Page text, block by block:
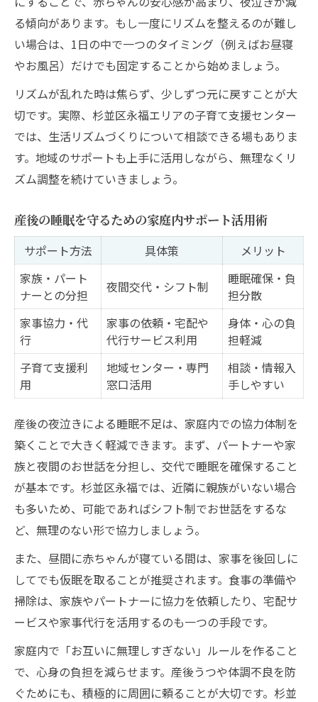
る傾向があります。もし一度にリズムを整えるのが難し
い場合は、1日の中で一つのタイミング（例えばお昼寝
やお風呂）だけでも固定することから始めましょう。
リズムが乱れた時は焦らず、少しずつ元に戻すことが大
切です。実際、杉並区永福エリアの子育て支援センター
では、生活リズムづくりについて相談できる場もありま
す。地域のサポートも上手に活用しながら、無理なくリ
ズム調整を続けていきましょう。
産後の睡眠を守るための家庭内サポート活用術
サポート方法 具体策
メリット
家族・パート
ナーとの分担
夜間交代・シフト制
睡眠確保・負
担分散
家事協力・代
行
家事の依頼・宅配や
代行サービス利用
身体・心の負
担軽減
子育て支援利
用
地域センター・専門
窓口活用
相談・情報入
手しやすい
産後の夜泣きによる睡眠不足は、家庭内での協力体制を
築くことで大きく軽減できます。まず、パートナーや家
族と夜間のお世話を分担し、交代で睡眠を確保すること
が基本です。杉並区永福では、近隣に親族がいない場合
も多いため、可能であればシフト制でお世話をするな
ど、無理のない形で協力しましょう。
また、昼間に赤ちゃんが寝ている間は、家事を後回しに
してでも仮眠を取ることが推奨されます。食事の準備や
掃除は、家族やパートナーに協力を依頼したり、宅配サ
ービスや家事代行を活用するのも一つの手段です。
家庭内で「お互いに無理しすぎない」ルールを作ること
で、心身の負担を減らせます。産後うつや体調不良を防
ぐためにも、積極的に周囲に頼ることが大切です。杉並